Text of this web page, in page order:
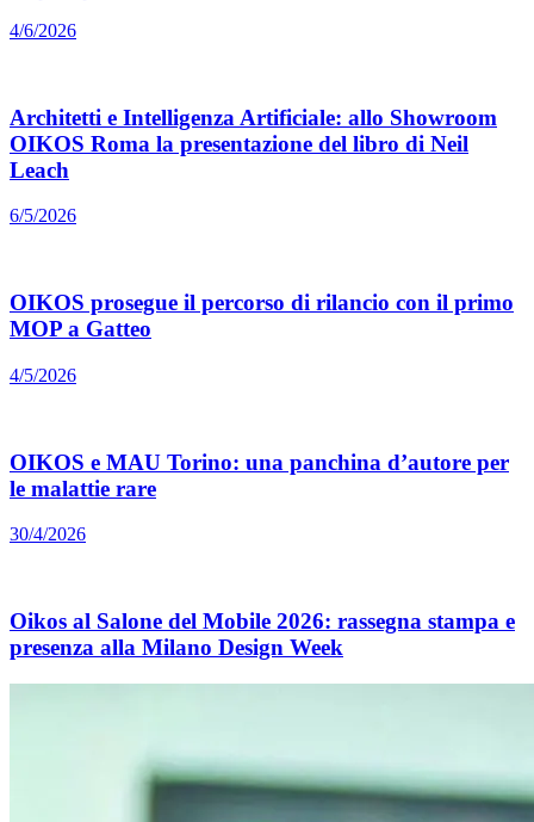
4/6/2026
Architetti e Intelligenza Artificiale: allo Showroom
OIKOS Roma la presentazione del libro di Neil
Leach
6/5/2026
OIKOS prosegue il percorso di rilancio con il primo
MOP a Gatteo
4/5/2026
OIKOS e MAU Torino: una panchina d’autore per
le malattie rare
30/4/2026
Oikos al Salone del Mobile 2026: rassegna stampa e
presenza alla Milano Design Week